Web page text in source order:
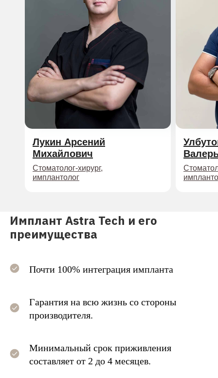
Лукин Арсений
Михайлович
Стоматолог-хирург,
имплантолог
Имплант Astra Tech и его
преимущества
Почти 100% интеграция импланта
Гарантия на всю жизнь со стороны
производителя.
Минимальный срок приживления
составляет от 2 до 4 месяцев.